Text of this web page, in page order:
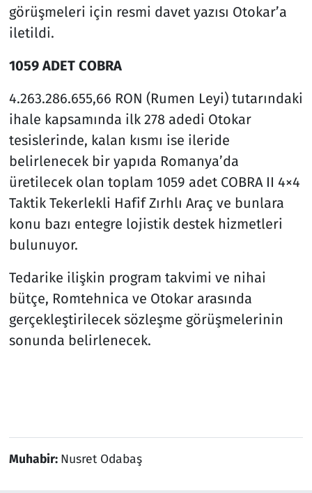
görüşmeleri için resmi davet yazısı Otokar’a
iletildi.
1059 ADET COBRA
4.263.286.655,66 RON (Rumen Leyi) tutarındaki
ihale kapsamında ilk 278 adedi Otokar
tesislerinde, kalan kısmı ise ileride
belirlenecek bir yapıda Romanya’da
üretilecek olan toplam 1059 adet COBRA II 4×4
Taktik Tekerlekli Hafif Zırhlı Araç ve bunlara
konu bazı entegre lojistik destek hizmetleri
bulunuyor.
Tedarike ilişkin program takvimi ve nihai
bütçe, Romtehnica ve Otokar arasında
gerçekleştirilecek sözleşme görüşmelerinin
sonunda belirlenecek.
Muhabir: Nusret Odabaş